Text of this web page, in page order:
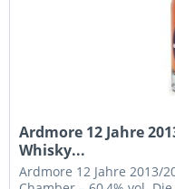
Ardmore 12 Jahre
Whisky...
Ardmore 12 Jahre 2013/